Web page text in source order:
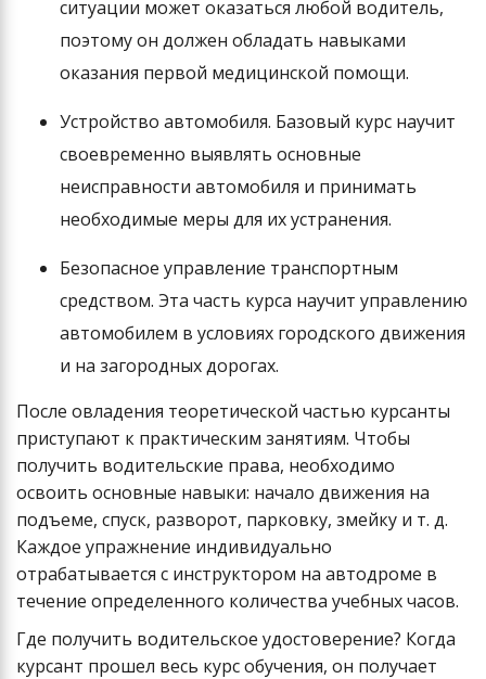
ситуации может оказаться любой водитель,
поэтому он должен обладать навыками
оказания первой медицинской помощи.
Устройство автомобиля. Базовый курс научит
своевременно выявлять основные
неисправности автомобиля и принимать
необходимые меры для их устранения.
Безопасное управление транспортным
средством. Эта часть курса научит управлению
автомобилем в условиях городского движения
и на загородных дорогах.
После овладения теоретической частью курсанты
приступают к практическим занятиям. Чтобы
получить водительские права, необходимо
освоить основные навыки: начало движения на
подъеме, спуск, разворот, парковку, змейку и т. д.
Каждое упражнение индивидуально
отрабатывается с инструктором на автодроме в
течение определенного количества учебных часов.
Где получить водительское удостоверение? Когда
курсант прошел весь курс обучения, он получает